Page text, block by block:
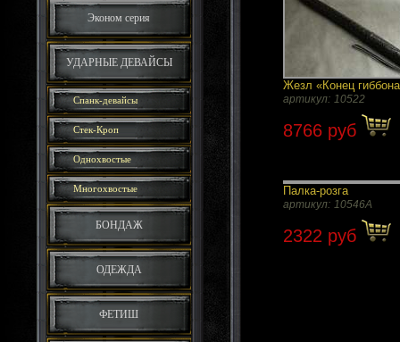
Эконом серия
УДАРНЫЕ ДЕВАЙСЫ
Спанк-девайсы
Стек-Кроп
Однохвостые
Многохвостые
БОНДАЖ
ОДЕЖДА
ФЕТИШ
Жезл «Конец
артикул: 10522
8766 руб
Палка-розга
артикул: 10546A
2322 руб